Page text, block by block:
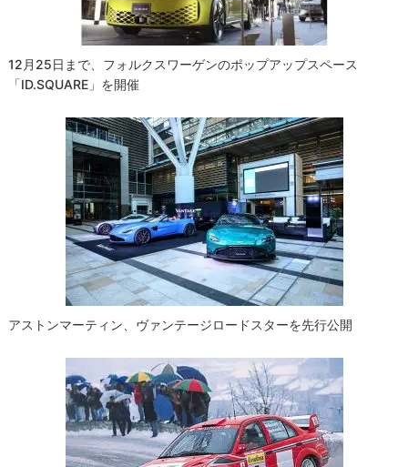
12月25日まで、フォルクスワーゲンのポップアップスペース
「ID.SQUARE」を開催
アストンマーティン、ヴァンテージロードスターを先行公開